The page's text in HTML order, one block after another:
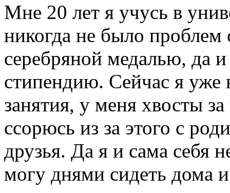
Мне 20 лет я учусь в
никогда не было проблем
серебряной медалью, да
стипендию. Сейчас я уже
занятия, у меня хвосты
ссорюсь из за этого с
друзья. Да я и сама себя
могу днями сидеть дома